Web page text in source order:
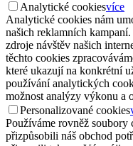
Analytické cookiesvíce
Analytické cookies nám
našich reklamních
zdroje návštěv našich
těchto cookies
které ukazují na konkrétní
používání analytických
možnost analýzy výkonu a
Personalizované cookies
Používáme rovněž soubory
přizpůsobili náš obchod